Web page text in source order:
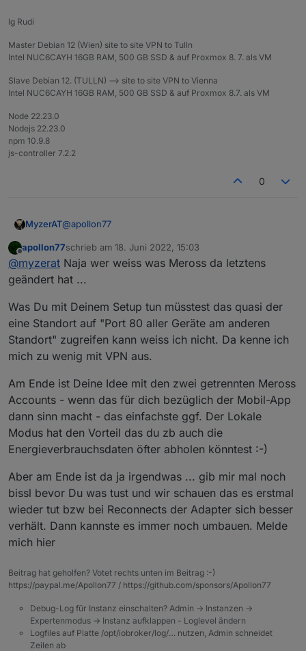
lg Rudi
Master Debian 12 (Wien) site to site VPN to Tulln
Intel NUC6CAYH 16GB RAM, 500 GB SSD & auf Proxmox 8. 7. als VM
Slave Debian 12. (TULLN) --> site to site VPN to Vienna
Intel NUC6CAYH 16GB RAM, 500 GB SSD & auf Proxmox 8.7. als VM
Node 22.23.0
Nodejs 22.23.0
npm 10.9.8
js-controller 7.2.2
0
MyzerAT@apollon77
Danke für deine Analyse!
Was ich nicht verstehe, es hat 2 Jahre funktioniert
Probleme fingen einige Tage vor der Änderung
seitens Meross an, wo sie dann den Login response
geändert hatten, wo du ja sofort die Version 1.10.5
rausgebracht hattest. Auch habe ich versucht per
Proxmox auf einen früheren Snapshot
gab, aber auch dort tritt das Problem auf.
Wegen Port 80!
Ich habe 2 Standorte, in Wien steht der Master und in
Tulln der Slave, beide laufen auf Proxmox auf einem
Intel Nuc. In Tulln am Proxmox ist ein OpenVPN Client
Master und Slave kommunizieren können.
Alle Meross Geräte liegen aber in der Instanz
Tulln verwende. War auch 2 Jahre kein Problem.
Außerdem sind ja alle Geräte in der selben App am
Handy gebunden.
Wie meinst du das mit Port 80? Ich habe 18 Meross
Geräte in Tulln, kann aber auf der Fritzbox ja nur ein
Bzw. Wie schaffe ich es das mein Host, ich denke du
meinst den Master in Wien mit den Meross Geräten
in Tulln Lokal kommunizieren kann?
aber eine andere Idee!?
Meinst würde es klappen, wenn ich eine neue
diese Instanz dann dem "slave" zuweise, einen
neuen Meross Account anlege und die Geräte von
Tulln dort registriere (diese aus dem Account und der
Instanz Meross.0 vom Master in Wien entferne).
Natürlich müsste ich sämtliche scripte umändern,
apollon77schrieb am 18. Juni 2022, 15:03
zuletzt editiert von
@myzerat Naja wer weiss was Meross da letztens
geändert hat ...
Was Du mit Deinem Setup tun müsstest das quasi der
eine Standort auf "Port 80 aller Geräte am anderen
Standort" zugreifen kann weiss ich nicht. Da kenne ich
mich zu wenig mit VPN aus.
Am Ende ist Deine Idee mit den zwei getrennten Meross
Accounts - wenn das für dich bezüglich der Mobil-App
dann sinn macht - das einfachste ggf. Der Lokale
Modus hat den Vorteil das du zb auch die
Energieverbrauchsdaten öfter abholen könntest :-)
Aber am Ende ist da ja irgendwas ... gib mir mal noch
bissl bevor Du was tust und wir schauen das es erstmal
wieder tut bzw bei Reconnects der Adapter sich besser
verhält. Dann kannste es immer noch umbauen. Melde
mich hier
Beitrag hat geholfen? Votet rechts unten im Beitrag :-)
https://paypal.me/Apollon77 / https://github.com/sponsors/Apollon77
Debug-Log für Instanz einschalten? Admin -> Instanzen ->
Expertenmodus -> Instanz aufklappen - Loglevel ändern
Logfiles auf Platte /opt/iobroker/log/… nutzen, Admin schneidet
Zeilen ab